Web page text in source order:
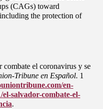
(CAGs) toward
the protection of
el coronavirus y se
Tribune en Español. 1
en-
el-salvador-combate-el-
.